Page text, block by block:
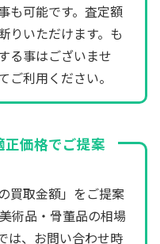
も可能です。査定額
りいただけます。も
る事はございませ
ご利用ください。
価格でご提案
買取金額」をご提案
術品・骨董品の相場
は、お問い合わせ時